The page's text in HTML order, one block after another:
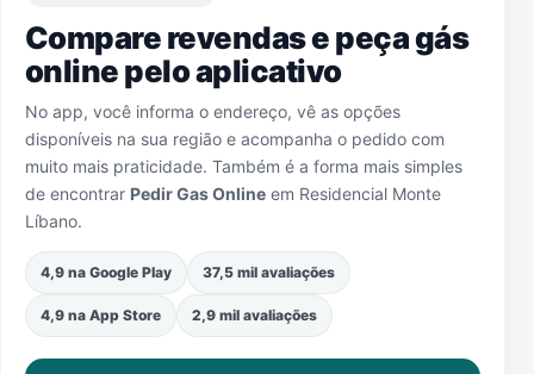
Compare revendas e peça gás
online pelo aplicativo
No app, você informa o endereço, vê as opções
disponíveis na sua região e acompanha o pedido com
muito mais praticidade. Também é a forma mais simples
de encontrar Pedir Gas Online em Residencial Monte
Líbano.
4,9 na Google Play 37,5 mil avaliações
4,9 na App Store 2,9 mil avaliações